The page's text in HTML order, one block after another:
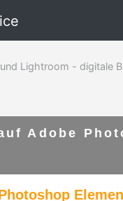
Lightroom - digitale
Adobe